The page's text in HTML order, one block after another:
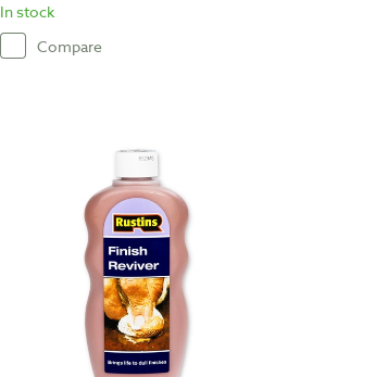
In stock
Compare